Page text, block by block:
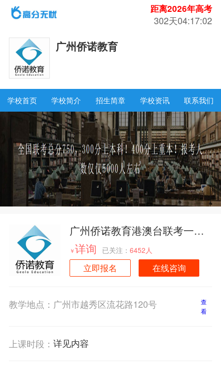
距离2026年高考
302天04:17:01
广州侨诺教育
学校首页 学校简介 招生简章 学校资讯 联系我们
广州侨诺教育港澳台联考一对
一课程招生简章
￥详询 已关注： 6452人
立即报名 在线咨询
教学地点： 广州市越秀区流花路120号
查
看
上课时段： 详见内容